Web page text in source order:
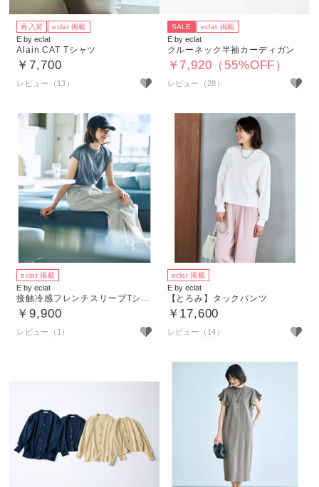
再入荷 eclat 掲載
E by eclat
Alain CAT Tシャツ
￥7,700
レビュー（13）
SALE eclat 掲載
E by eclat
クルーネック半袖カーディガン
￥7,920（55%OFF）
レビュー（28）
eclat 掲載
E by eclat
接触冷感フレンチスリーブTシャツ
￥9,900
レビュー（1）
eclat 掲載
E by eclat
【とろみ】タックパンツ
￥17,600
レビュー（14）